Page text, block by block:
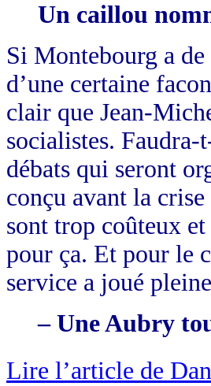
Un caillou
Si Montebourg a
d’une certaine
clair que Jean-
socialistes. Faudra-
débats qui seront
conçu avant la
sont trop coûteux
pour ça. Et pour le
service a joué
– Une Aubry
Lire l’article de